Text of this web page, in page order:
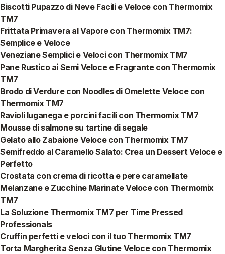
Biscotti Pupazzo di Neve Facili e Veloce con Thermomix
TM7
Frittata Primavera al Vapore con Thermomix TM7:
Semplice e Veloce
Veneziane Semplici e Veloci con Thermomix TM7
Pane Rustico ai Semi Veloce e Fragrante con Thermomix
TM7
Brodo di Verdure con Noodles di Omelette Veloce con
Thermomix TM7
Ravioli luganega e porcini facili con Thermomix TM7
Mousse di salmone su tartine di segale
Gelato allo Zabaione Veloce con Thermomix TM7
Semifreddo al Caramello Salato: Crea un Dessert Veloce e
Perfetto
Crostata con crema di ricotta e pere caramellate
Melanzane e Zucchine Marinate Veloce con Thermomix
TM7
La Soluzione Thermomix TM7 per Time Pressed
Professionals
Cruffin perfetti e veloci con il tuo Thermomix TM7
Torta Margherita Senza Glutine Veloce con Thermomix